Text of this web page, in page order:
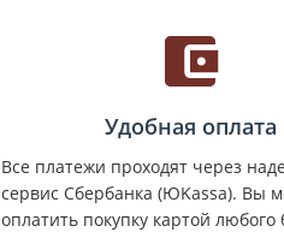
Удобная оплата
Все платежи проходят через
сервис Сбербанка (ЮKassa). Вы
оплатить покупку картой любого